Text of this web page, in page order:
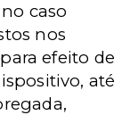
caso
nos
efeito de
até